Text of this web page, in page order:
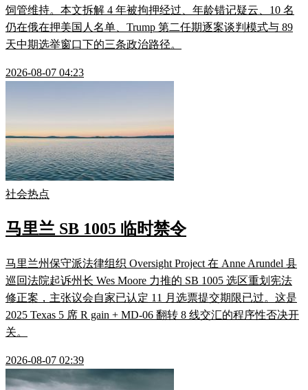
饲管维持。本文拆解 4 年被拘押经过、年龄错记疑云、10 名
仍在俄在押美国人名单、Trump 第二任期逐案谈判模式与 89
天中期选举窗口下的三条政治路径。
2026-08-07 04:23
社会热点
马里兰 SB 1005 临时禁令
马里兰州保守派法律组织 Oversight Project 在 Anne Arundel 县
巡回法院起诉州长 Wes Moore 力推的 SB 1005 选区重划宪法
修正案，主张议会自家已认定 11 月选票提交期限已过。这是
2025 Texas 5 席 R gain + MD-06 翻转 8 线交汇的程序性否决开
关。
2026-08-07 02:39